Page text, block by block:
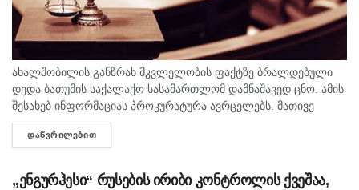
ახალშობილის განზრახ მკვლელობის ფაქტზე ბრალდებული
დედა ბათუმის საქალაქო სასამართლომ დამნაშავედ ცნო. ამის
შესახებ ინფორმაციას პროკურატურა ავრცელებს. მათივე
ინფორმაციით, საქმე ეხება, 22 თებერვალს, ბათუმის ერთ-
ერთი კლინიკაში მომხდარ ფაქტს, რა დროსაც კლინიკის ერთ-
ᲓᲐᲬᲕᲠᲘᲚᲔᲑᲘᲗ
„ენგურჰესი“ რუსების ირიბი კონტროლის ქვეშაა,